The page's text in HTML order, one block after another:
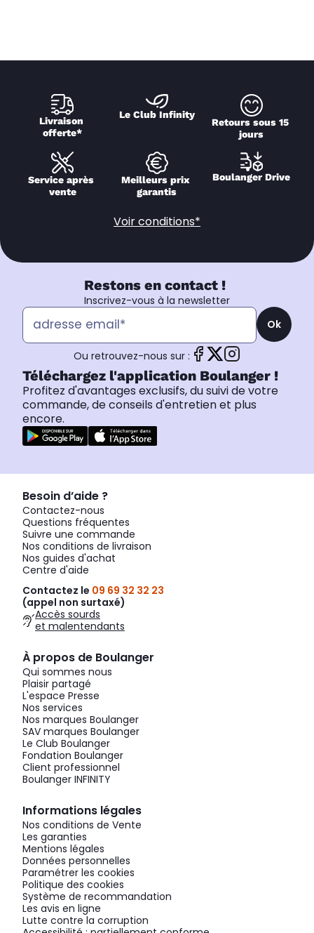
Livraison
offerte*
Le Club Infinity
Retours sous 15
jours
Service après
vente
Meilleurs prix
garantis
Boulanger Drive
Voir conditions*
Restons en contact !
Inscrivez-vous à la newsletter
Ok
Ou retrouvez-nous sur :
Téléchargez l'application Boulanger !
Profitez d'avantages exclusifs, du suivi de votre
commande, de conseils d'entretien et plus
encore.
Besoin d’aide ?
Contactez-nous
Questions fréquentes
Suivre une commande
Nos conditions de livraison
Nos guides d'achat
Centre d'aide
Contactez le 09 69 32 32 23
(appel non surtaxé)
Accès sourds
et malentendants
À propos de Boulanger
Qui sommes nous
Plaisir partagé
L'espace Presse
Nos services
Nos marques Boulanger
SAV marques Boulanger
Le Club Boulanger
Fondation Boulanger
Client professionnel
Boulanger INFINITY
Informations légales
Nos conditions de Vente
Les garanties
Mentions légales
Données personnelles
Paramétrer les cookies
Politique des cookies
Système de recommandation
Les avis en ligne
Lutte contre la corruption